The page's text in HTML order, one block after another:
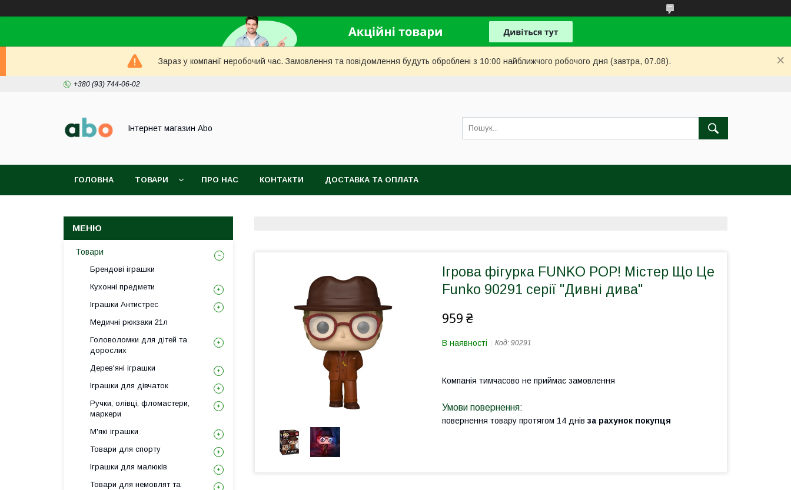
Зараз у компанії неробочий час. Замовлення та повідомлення будуть оброблені з 10:00 найближчого робочого дня (завтра, 07.08).
+380 (93) 744-06-02
Інтернет магазин Abo
ГОЛОВНА ТОВАРИ ПРО НАС КОНТАКТИ ДОСТАВКА ТА ОПЛАТА
Ігрова фігурка FUNKO POP! Містер Що Це
Funko 90291 серії "Дивні дива"
959 ₴
В наявності Код: 90291
Компанія тимчасово не приймає замовлення
повернення товару протягом 14 днів за рахунок покупця
Товари
Брендові іграшки
Кухонні предмети
Іграшки Антистрес
Медичні рюкзаки 21л
Головоломки для дітей та
дорослих
Дерев'яні іграшки
Іграшки для дівчаток
Ручки, олівці, фломастери,
маркери
М'які іграшки
Товари для спорту
Іграшки для малюків
Товари для немовлят та